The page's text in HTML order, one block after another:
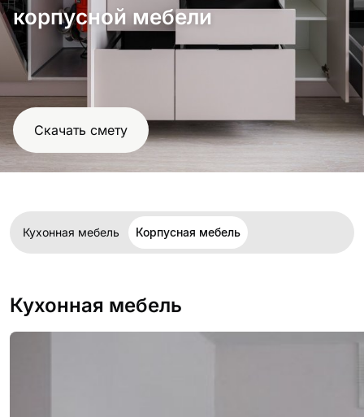
проект
корпусной мебели
Скачать смету
Кухонная мебель Корпусная мебель
Кухонная мебель